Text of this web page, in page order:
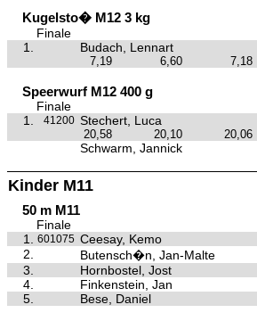
Kugelsto� M12 3 kg
Finale
1.
Budach, Lennart
7,19 6,60 7,18
Speerwurf M12 400 g
Finale
1.
41200 Stechert, Luca
20,58 20,10 20,06
Schwarm, Jannick
Kinder M11
50 m M11
Finale
1.
601075 Ceesay, Kemo
2.
Butensch�n, Jan-Malte
3.
Hornbostel, Jost
4.
Finkenstein, Jan
5.
Bese, Daniel